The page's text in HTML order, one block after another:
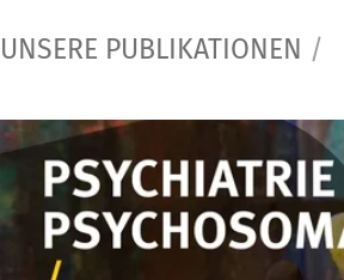
UNSERE PUBLIKATIONEN /